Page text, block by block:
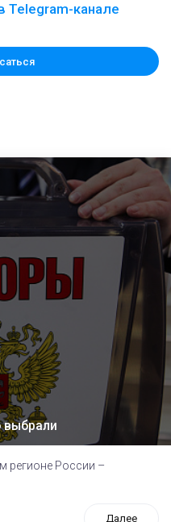
Telegram-канале
выбрали
регионе России –
Далее